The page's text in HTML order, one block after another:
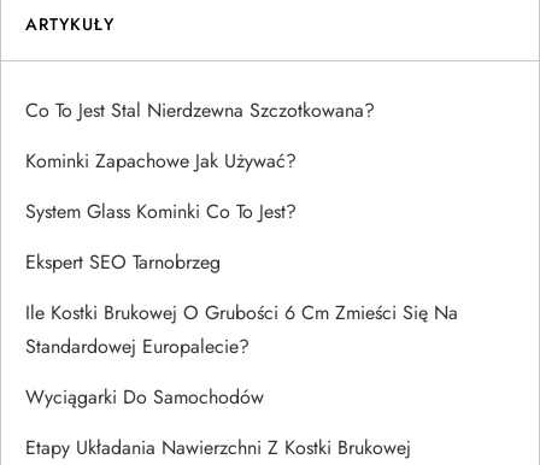
ARTYKUŁY
Co To Jest Stal Nierdzewna Szczotkowana?
Kominki Zapachowe Jak Używać?
System Glass Kominki Co To Jest?
Ekspert SEO Tarnobrzeg
Ile Kostki Brukowej O Grubości 6 Cm Zmieści Się Na
Standardowej Europalecie?
Wyciągarki Do Samochodów
Etapy Układania Nawierzchni Z Kostki Brukowej